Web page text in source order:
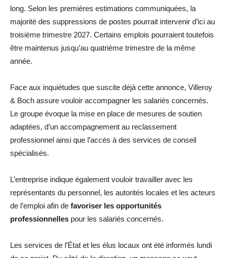
long. Selon les premières estimations communiquées, la
majorité des suppressions de postes pourrait intervenir d’ici au
troisième trimestre 2027. Certains emplois pourraient toutefois
être maintenus jusqu’au quatrième trimestre de la même
année.
Face aux inquiétudes que suscite déjà cette annonce, Villeroy
& Boch assure vouloir accompagner les salariés concernés.
Le groupe évoque la mise en place de mesures de soutien
adaptées, d’un accompagnement au reclassement
professionnel ainsi que l’accès à des services de conseil
spécialisés.
L’entreprise indique également vouloir travailler avec les
représentants du personnel, les autorités locales et les acteurs
de l’emploi afin de favoriser les opportunités
professionnelles pour les salariés concernés.
Les services de l’État et les élus locaux ont été informés lundi